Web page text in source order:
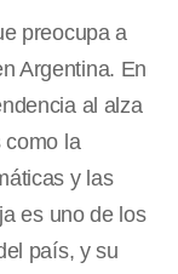
preocupa a
Argentina. En
al alza
como la
y las
es uno de los
país, y su